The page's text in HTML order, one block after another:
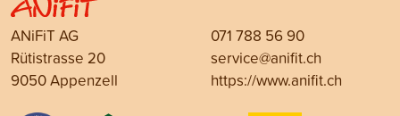
ANiFiT AG
Rütistrasse 20
9050 Appenzell
071 788 56 90
service@anifit.ch
https://www.anifit.ch